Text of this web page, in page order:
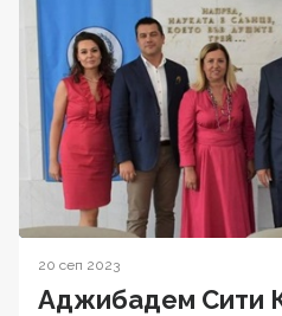
20 сеп 2023
Аджибадем Сити